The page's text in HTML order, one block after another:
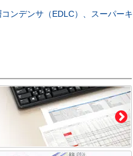
ンデンサ（EDLC）、スーパーキ